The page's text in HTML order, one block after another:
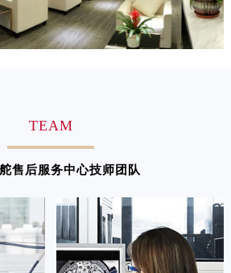
广东省广州市越秀区环市东路371-375号世界贸易中心大厦南塔15层1507室帝舵售后服务中心（需提前预约）
源城区越王大道帝舵售后服务中心（需提前预约）
梅江区金燕大道帝舵售后服务中心（需提前预约）
清城区湖西路帝舵售后服务中心（需提前预约）
广东省韶关市武江区芙蓉新区与老城中心交汇处帝舵售后服务中心（需提前预约）
广东省深圳市罗湖区深南东路5001号华润大厦17层1701室帝舵售后服务中心（需提前预约）
TEAM
售后服务中心技师团队